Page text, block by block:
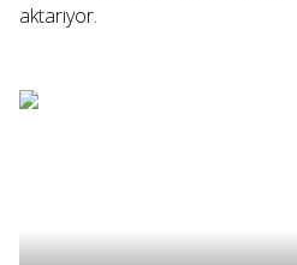
aktarıyor.